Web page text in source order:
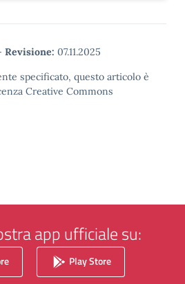
Revisione: 07.11.2025
specificato, questo articolo è
Creative Commons
app ufficiale su:
Play Store